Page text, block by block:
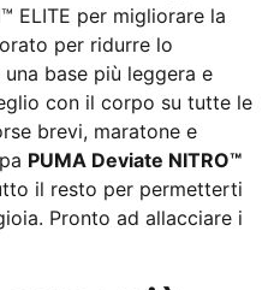
ELITE per migliorare la
per ridurre lo
base più leggera e
con il corpo su tutte le
brevi, maratone e
PUMA Deviate NITRO™
il resto per permetterti
Pronto ad allacciare i